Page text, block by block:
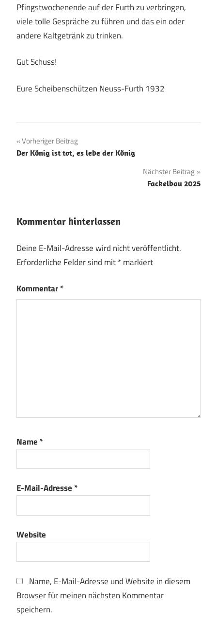
Pfingstwochenende auf der Furth zu verbringen,
viele tolle Gespräche zu führen und das ein oder
andere Kaltgetränk zu trinken.
Gut Schuss!
Eure Scheibenschützen Neuss-Furth 1932
Beitragsnavigation
Vorheriger Beitrag
Der König ist tot, es lebe der König
Nächster Beitrag
Fackelbau 2025
Kommentar hinterlassen
Deine E-Mail-Adresse wird nicht veröffentlicht.
Erforderliche Felder sind mit*markiert
Kommentar*
Name *
E-Mail-Adresse *
Website
Name, E-Mail-Adresse und Website in diesem
Browser für meinen nächsten Kommentar
speichern.